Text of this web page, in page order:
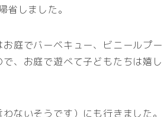
しました。
庭でバーベキュー、ビニールプー
、お庭で遊べて子どもたちは嬉し
ないそうです）にも行きました。